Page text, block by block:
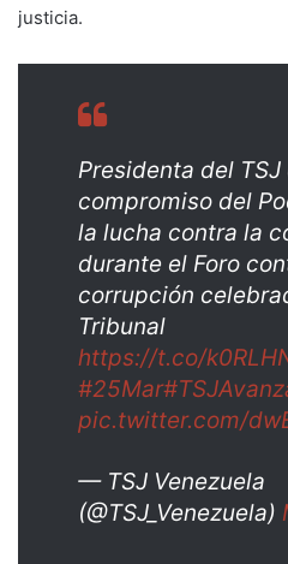
justicia.
Presidenta del
compromiso del
la lucha contra la
durante el Foro
corrupción
Tribunal
https://t.co/
#25Mar
pic.twitter.com/
— TSJ Venezuela
(@TSJ_Venezuela)